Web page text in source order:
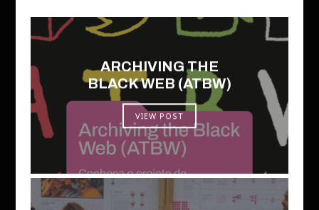
ARCHIVING THE
BLACK WEB (ATBW)
VIEW POST